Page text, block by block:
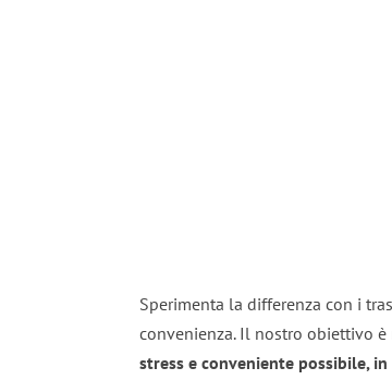
Sperimenta la differenza con i
convenienza. Il nostro obiettivo
stress e conveniente possibile,